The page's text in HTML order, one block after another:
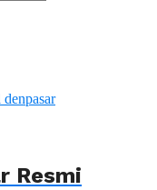
Resmi